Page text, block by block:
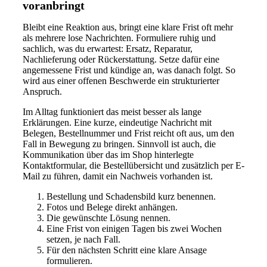
voranbringt
Bleibt eine Reaktion aus, bringt eine klare Frist oft mehr
als mehrere lose Nachrichten. Formuliere ruhig und
sachlich, was du erwartest: Ersatz, Reparatur,
Nachlieferung oder Rückerstattung. Setze dafür eine
angemessene Frist und kündige an, was danach folgt. So
wird aus einer offenen Beschwerde ein strukturierter
Anspruch.
Im Alltag funktioniert das meist besser als lange
Erklärungen. Eine kurze, eindeutige Nachricht mit
Belegen, Bestellnummer und Frist reicht oft aus, um den
Fall in Bewegung zu bringen. Sinnvoll ist auch, die
Kommunikation über das im Shop hinterlegte
Kontaktformular, die Bestellübersicht und zusätzlich per E-
Mail zu führen, damit ein Nachweis vorhanden ist.
Bestellung und Schadensbild kurz benennen.
Fotos und Belege direkt anhängen.
Die gewünschte Lösung nennen.
Eine Frist von einigen Tagen bis zwei Wochen
setzen, je nach Fall.
Für den nächsten Schritt eine klare Ansage
formulieren.